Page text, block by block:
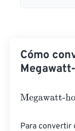
Cómo
Megawatt-hours
Para convertir